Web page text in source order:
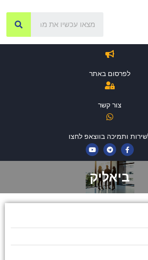
לפרסום באתר
צור קשר
ותמיכה בווצאפ לחצו
ביאליק